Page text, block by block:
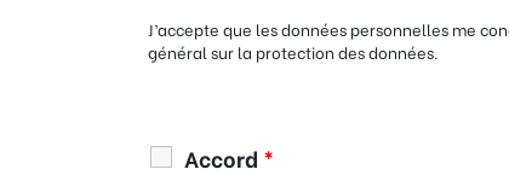
J’accepte que les données personnelles me
général sur la protection des données.
Accord *